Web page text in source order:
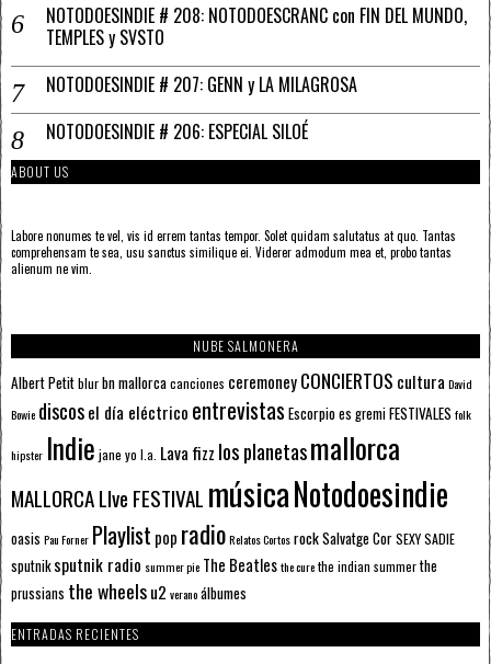
NOTODOESINDIE # 208: NOTODOESCRANC con FIN DEL MUNDO,
TEMPLES y SVSTO
NOTODOESINDIE # 207: GENN y LA MILAGROSA
NOTODOESINDIE # 206: ESPECIAL SILOÉ
ABOUT US
Labore nonumes te vel, vis id errem tantas tempor. Solet quidam salutatus at quo. Tantas
comprehensam te sea, usu sanctus similique ei. Viderer admodum mea et, probo tantas
alienum ne vim.
NUBE SALMONERA
Albert Petitblurbn mallorcacanciones ceremoneyCONCIERTOS cultura David
Bowie discosel día eléctrico entrevistas Escorpioes gremiFESTIVALES folk
hipster Indie jane yo l.a. Lava fizz los planetasmallorca
MALLORCA LIve FESTIVAL músicaNotodoesindie
oasis Pau Forner Playlist pop radioRelatos CortosrockSalvatge CorSEXY SADIE
sputnik sputnik radio summer pie The Beatlesthe curethe indian summerthe
prussians the wheelsu2 veranoálbumes
ENTRADAS RECIENTES